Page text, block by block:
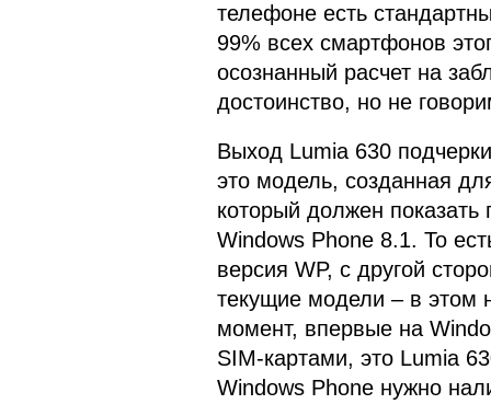
телефоне есть
99% всех смартфонов
осознанный расчет на
достоинство, но не
Выход Lumia 630
это модель, созданная
который должен
Windows Phone 8.1. То
версия WP, с другой
текущие модели – в этом
момент, впервые на
SIM-картами, это Lumia
Windows Phone нужно